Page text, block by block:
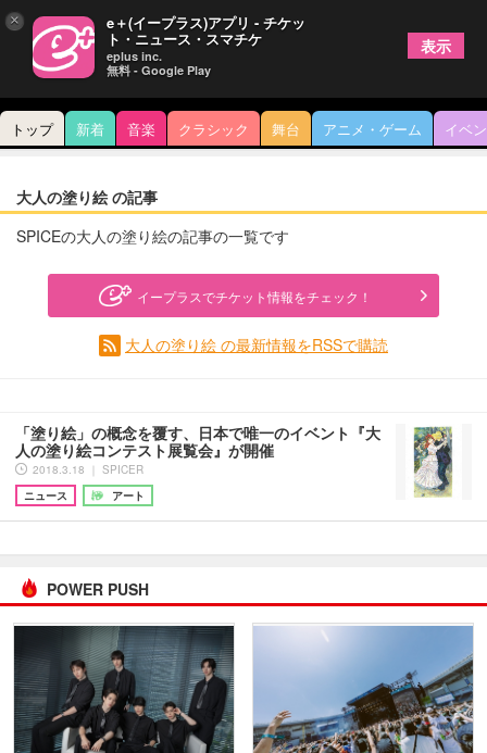
トップ 新着 音楽 クラシック 舞台 アニメ・ゲーム イベ
大人の塗り絵 の記事
SPICEの大人の塗り絵の記事の一覧です
イープラスでチケット情報をチェック！
大人の塗り絵 の最新情報をRSSで購読
「塗り絵」の概念を覆す、日本で唯一のイベント『大
人の塗り絵コンテスト展覧会』が開催
2018.3.18 ｜ SPICER
ニュース
アート
POWER PUSH
× e＋(イープラス)アプリ - チケッ
ト・ニュース・スマチケ
eplus inc.
無料 - Google Play
表示